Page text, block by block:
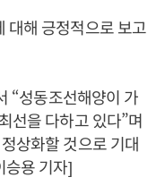
대해 긍정적으로 보고
“성동조선해양이 가
선을 다하고 있다”며
상화할 것으로 기대
승용 기자]